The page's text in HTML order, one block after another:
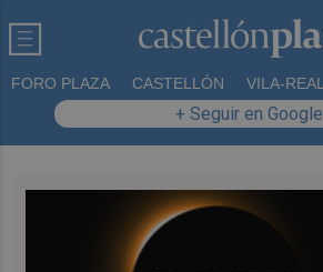
FORO PLAZA CASTELLÓN VILA-REAL
+ Seguir en Google